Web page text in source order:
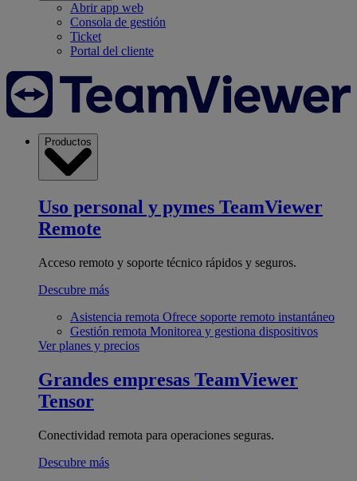
Abrir app web
Consola de gestión
Ticket
Portal del cliente
Productos
Uso personal y pymes TeamViewer
Remote
Acceso remoto y soporte técnico rápidos y seguros.
Descubre más
Asistencia remota Ofrece soporte remoto instantáneo
Gestión remota Monitorea y gestiona dispositivos
Ver planes y precios
Grandes empresas TeamViewer
Tensor
Conectividad remota para operaciones seguras.
Descubre más